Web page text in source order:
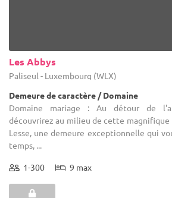
Les Abbys
Paliseul - Luxembourg (WLX)
Demeure de caractère / Domaine
Domaine mariage : Au détour de
découvrirez au milieu de cette magnifique
Lesse, une demeure exceptionnelle qui
temps, ...
1-300 9 max